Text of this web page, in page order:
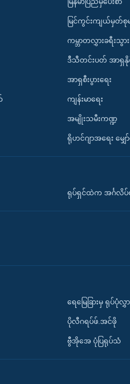
မြင်ကွင်းကျယ်မှတ်စုမ
ကမ္ဘာတလွှားခရီးသွား
ဒီသီတင်းပတ် အာရှနို
အာရှစီးပွားရေး
ကျန်းမာရေး
အမျိုးသမီးကဏ္ဍ
ရိုဟင်ဂျာအရေး မျှ
ရုပ်ရှင်ထဲက အင်္ဂလိပ်
ရေမြေခြားမှ ရုပ်ပုံလွှာ
ပိုလီဂရပ်ဖ်.အင်ဖို
ဗွီအိုအေ ပုံပြရုပ်သံ